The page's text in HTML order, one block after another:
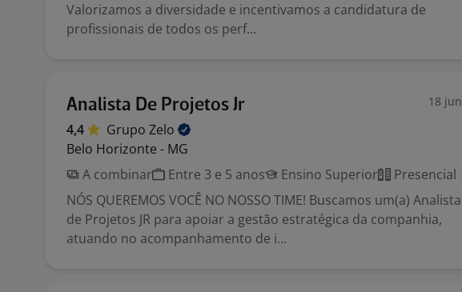
Valorizamos a diversidade e incentivamos a candidatura de
profissionais de todos os perf...
Analista De Projetos Jr 18 jun
4,4 Grupo Zelo
Belo Horizonte - MG
A combinar
Entre 3 e 5 anos Ensino Superior
Presencial
NÓS QUEREMOS VOCÊ NO NOSSO TIME! Buscamos um(a) Analista
de Projetos JR para apoiar a gestão estratégica da companhia,
atuando no acompanhamento de i...